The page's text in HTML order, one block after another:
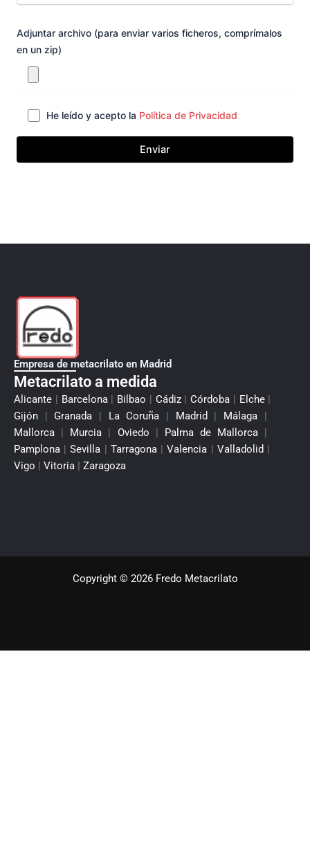
Adjuntar archivo (para enviar varios ficheros, comprímalos
en un zip)
He leído y acepto la Política de Privacidad
Empresa de metacrilato en Madrid
Metacrilato a medida
Alicante Barcelona Bilbao Cádiz Córdoba Elche
Gijón
Granada La Coruña Madrid Málaga
Mallorca
Murcia Oviedo Palma de Mallorca
Pamplona
Sevilla Tarragona Valencia Valladolid
Vigo
Vitoria Zaragoza
Copyright © 2026 Fredo Metacrilato